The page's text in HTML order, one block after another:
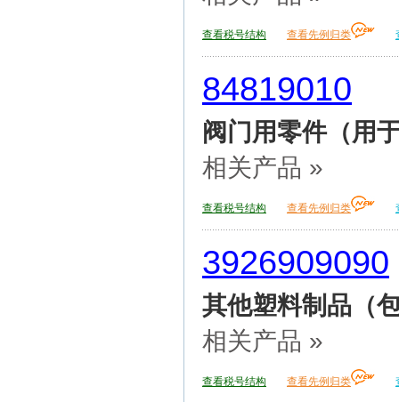
查看税号结构 查看先例归类
84819010
阀门用零件（用
相关产品 »
查看税号结构 查看先例归类
3926909090
其他塑料制品（
相关产品 »
查看税号结构 查看先例归类